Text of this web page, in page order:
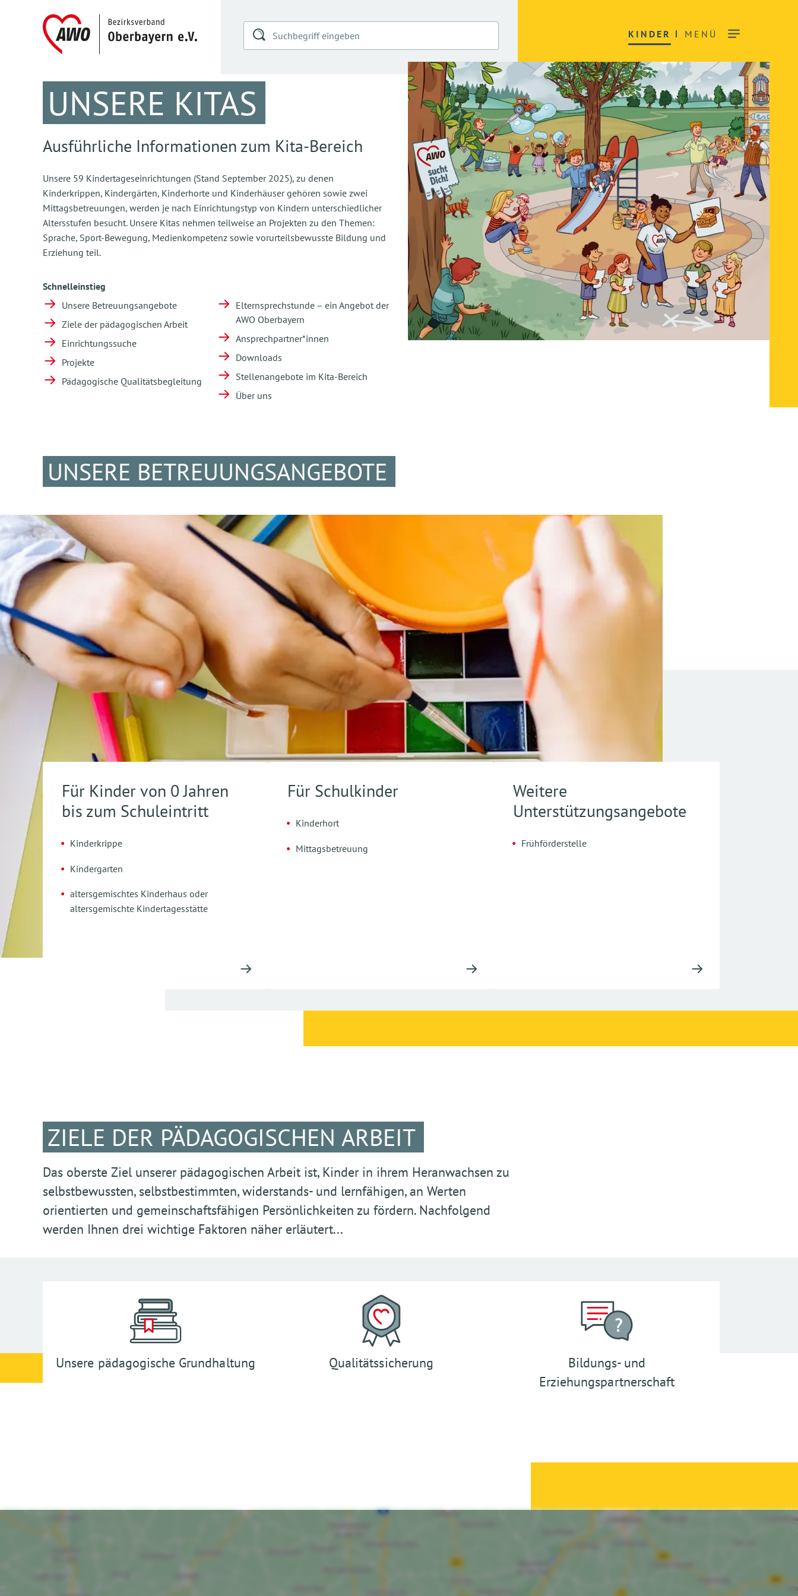
KINDER MENÜ
UNSERE KITAS
Ausführliche Informationen zum Kita-Bereich
Unsere 59 Kindertageseinrichtungen (Stand September 2025), zu denen
Kinderkrippen, Kindergärten, Kinderhorte und Kinderhäuser gehören sowie zwei
Mittagsbetreuungen, werden je nach Einrichtungstyp von Kindern unterschiedlicher
Altersstufen besucht. Unsere Kitas nehmen teilweise an Projekten zu den Themen:
Sprache, Sport-Bewegung, Medienkompetenz sowie vorurteilsbewusste Bildung und
Erziehung teil.
Schnelleinstieg
Unsere Betreuungsangebote
Ziele der pädagogischen Arbeit
Einrichtungssuche
Projekte
Pädagogische Qualitätsbegleitung
Elternsprechstunde – ein Angebot der
AWO Oberbayern
Ansprechpartner*innen
Downloads
Stellenangebote im Kita-Bereich
Über uns
UNSERE BETREUUNGSANGEBOTE
Für Kinder von 0 Jahren
bis zum Schuleintritt
Kinderkrippe
Kindergarten
altersgemischtes Kinderhaus oder
altersgemischte Kindertagesstätte
Für Schulkinder
Kinderhort
Mittagsbetreuung
Weitere
Unterstützungsangebote
Frühförderstelle
ZIELE DER PÄDAGOGISCHEN ARBEIT
Das oberste Ziel unserer pädagogischen Arbeit ist, Kinder in ihrem Heranwachsen zu
selbstbewussten, selbstbestimmten, widerstands- und lernfähigen, an Werten
orientierten und gemeinschaftsfähigen Persönlichkeiten zu fördern. Nachfolgend
werden Ihnen drei wichtige Faktoren näher erläutert...
Unsere pädagogische Grundhaltung Qualitätssicherung
Bildungs- und
Erziehungspartnerschaft